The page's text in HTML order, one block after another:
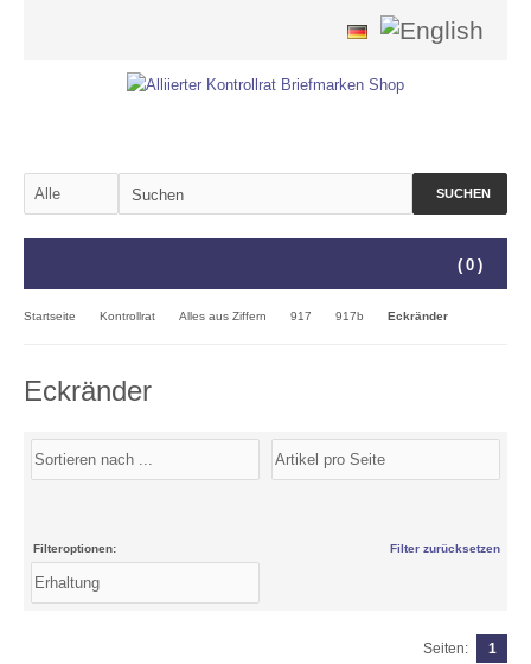
SUCHEN
( 0 )
Startseite Kontrollrat Alles aus Ziffern 917 917b Eckränder
Eckränder
Filteroptionen: Filter zurücksetzen
Seiten: 1